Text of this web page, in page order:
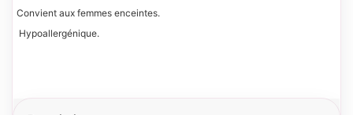
Convient aux femmes enceintes.
Hypoallergénique.